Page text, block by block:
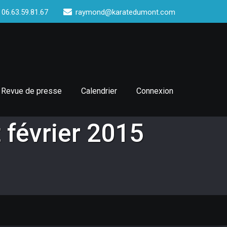
raymond@karatedumont.com
Revue de presse Calendrier Connexion
février 2015